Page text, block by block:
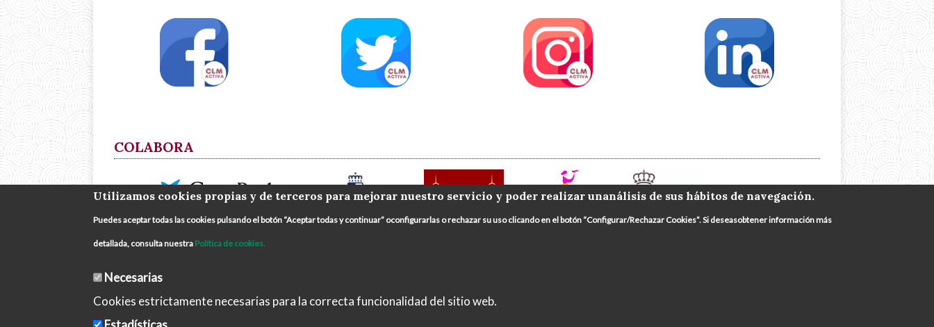
COLABORA
Utilizamos cookies propias y de terceros para mejorar nuestro servicio y poder realizar unanálisis de sus hábitos de navegación.
Puedes aceptar todas las cookies pulsando el botón “Aceptar todas y continuar” oconfigurarlas o rechazar su uso clicando en el botón “Configurar/Rechazar Cookies”. Si deseasobtener información más
detallada, consulta nuestra Política de cookies.
Necesarias
Cookies estrictamente necesarias para la correcta funcionalidad del sitio web.